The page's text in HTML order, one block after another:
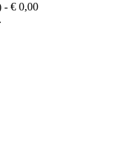
- € 0,00